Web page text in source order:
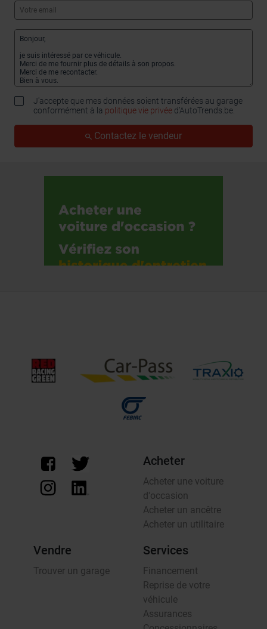
J'accepte que mes données soient transférées au garage
conformément à la politique vie privée d’AutoTrends.be.
Contactez le vendeur
Acheter
Acheter une voiture
d'occasion
Acheter un ancêtre
Acheter un utilitaire
Vendre
Trouver un garage
Services
Financement
Reprise de votre
véhicule
Assurances